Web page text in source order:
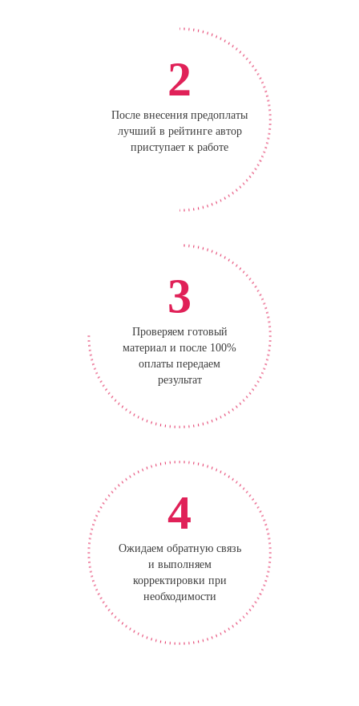
2
После внесения предоплаты
лучший в рейтинге автор
приступает к работе
3
Проверяем готовый
материал и после 100%
оплаты передаем
результат
4
Ожидаем обратную связь
и выполняем
корректировки при
необходимости